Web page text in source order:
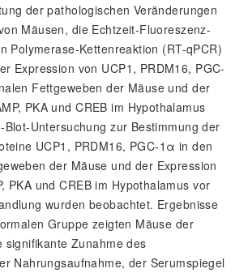
der pathologischen Veränderungen
Mäusen, die Echtzeit-Fluoreszenz-
Polymerase-Kettenreaktion (RT-qPCR)
Expression von UCP1, PRDM16, PGC-
Fettgeweben der Mäuse und der
PKA und CREB im Hypothalamus
Blot-Untersuchung zur Bestimmung der
UCP1, PRDM16, PGC-1α in den
der Mäuse und der Expression
PKA und CREB im Hypothalamus vor
wurden beobachtet. Ergebnisse
Gruppe zeigten Mäuse der
signifikante Zunahme des
Nahrungsaufnahme, der Serumspiegel